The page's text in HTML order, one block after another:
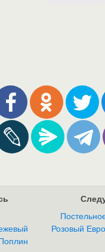
Розовый